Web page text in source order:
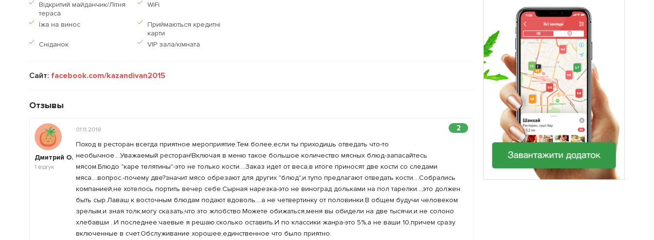
Відкритий майданчик/Літня
тераса
WiFi
Їжа на винос
Приймаються кредитнi
карти
Сніданок
VIP зала/кімната
Сайт: facebook.com/kazandivan2015
Отзывы
Дмитрий О.
1 відгук
2
01.11.2018
Поход в ресторан всегда приятное мероприятие.Тем более,если ты приходишь отведать что-то
необычное....Уважаемый ресторан!Включая в меню такое большое количество мясных блюд-запасайтесь
мясом.Блюдо "каре телятины"-это не только кости....Заказ идет от веса,в итоге приносят две кости со следами
мяса....вопрос.-почему две?значит мясо обрезают для других "блюд",и тупо предлагают отведать кости....Собрались
компанией,не хотелось портить вечер себе.Сырная нарезка-это не виноград дольками на пол тарелки...,это должен
быть сыр.Лаваш к восточным блюдам подают вдоволь....а не четвертинку от половинки.В общем будучи человеком
зрелым,и зная толк,могу сказать,что это жлобство.Можете обижаться,меня вы обидели на две тысячи,и не солоно
хлебавши ..И последнее:чаевые я решаю.сколько оставить.И по классики жанра-это 5%,а не ваши 10,причем сразу
включенные в счет.Обслуживание хорошее,единственное что было приятно.